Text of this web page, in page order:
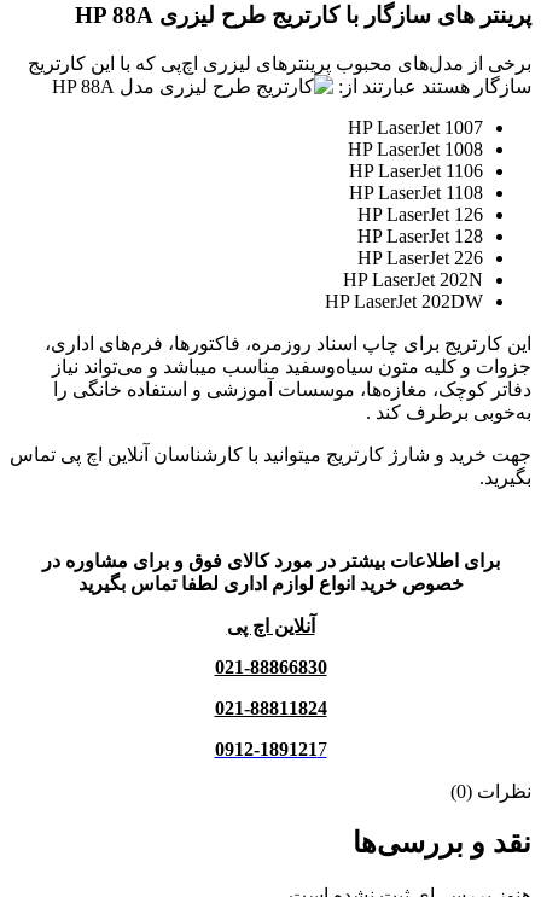
پرینتر های سازگار باکارتریج طرح لیزری HP 88A
برخی از مدل‌های محبوب پرینترهای لیزری اچ‌پی که با این کارتریج
سازگار هستند عبارتند از:
HP LaserJet 1007
HP LaserJet 1008
HP LaserJet 1106
HP LaserJet 1108
HP LaserJet 126
HP LaserJet 128
HP LaserJet 226
HP LaserJet 202N
HP LaserJet 202DW
این کارتریج برای چاپ اسناد روزمره، فاکتورها، فرم‌های اداری،
جزوات و کلیه متون سیاه‌وسفید مناسب میباشد و می‌تواند نیاز
دفاتر کوچک، مغازه‌ها، موسسات آموزشی و استفاده خانگی را
به‌خوبی برطرف کند .
جهت خرید و شارژ کارتریج میتوانید با کارشناسان آنلاین اچ پی تماس
بگیرید.
برای اطلاعات بیشتر در مورد کالای فوق و برای مشاوره در
خصوص خرید انواع لوازم اداری لطفا تماس بگیرید
آنلاین اچ پی
021-88866830
021-88811824
0912-1891217
نظرات (0)
نقد و بررسی‌ها